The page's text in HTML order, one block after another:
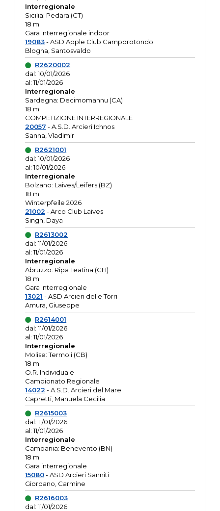
Interregionale
Sicilia: Pedara (CT)
18 m
Gara Interregionale indoor
19083- ASD Apple Club Camporotondo
Blogna, Santosvaldo
R2620002
dal: 10/01/2026
al: 11/01/2026
Interregionale
Sardegna: Decimomannu (CA)
18 m
COMPETIZIONE INTERREGIONALE
20057 - A.S.D. Arcieri Ichnos
Sanna, Vladimir
R2621001
dal: 10/01/2026
al: 10/01/2026
Interregionale
Bolzano: Laives/Leifers (BZ)
18 m
Winterpfeile 2026
21002 - Arco Club Laives
Singh, Daya
R2613002
dal: 11/01/2026
al: 11/01/2026
Interregionale
Abruzzo: Ripa Teatina (CH)
18 m
Gara Interregionale
13021 - ASD Arcieri delle Torri
Amura, Giuseppe
R2614001
dal: 11/01/2026
al: 11/01/2026
Interregionale
Molise: Termoli (CB)
18 m
O.R. Individuale
Campionato Regionale
14022 - A.S.D. Arcieri del Mare
Capretti, Manuela Cecilia
R2615003
dal: 11/01/2026
al: 11/01/2026
Interregionale
Campania: Benevento (BN)
18 m
Gara interregionale
15080- ASD Arcieri Sanniti
Giordano, Carmine
R2616003
dal: 11/01/2026